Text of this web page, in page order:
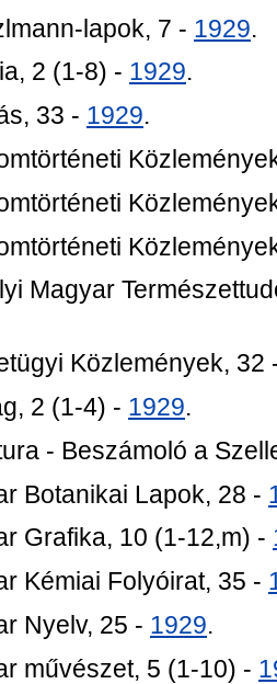
lapok, 7 - 1929.
2 (1-8) - 1929.
33 - 1929.
Magyar
Közlemények, 32
2 (1-4) - 1929.
- Beszámoló a
Botanikai Lapok, 28 -
Grafika, 10 (1-12,m) -
Kémiai Folyóirat, 35 -
Nyelv, 25 - 1929.
művészet, 5 (1-10) -